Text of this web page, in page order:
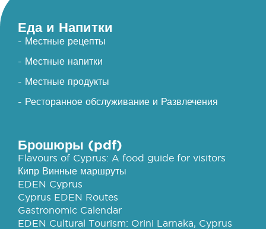
Еда и Напитки
- Местные рецепты
- Местные напитки
- Местные продукты
- Ресторанное обслуживание и Развлечения
Брошюры (pdf)
Flavours of Cyprus: A food guide for visitors
Кипр Винные маршруты
EDEN Cyprus
Cyprus EDEN Routes
Gastronomic Calendar
EDEN Cultural Tourism: Orini Larnaka, Cyprus